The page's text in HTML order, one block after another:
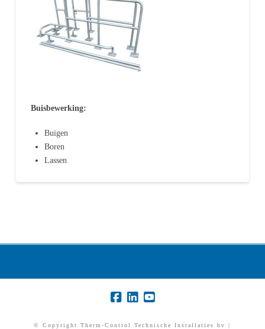
Buisbewerking:
Buigen
Boren
Lassen
© Copyright Therm-Control Technische Installaties bv |